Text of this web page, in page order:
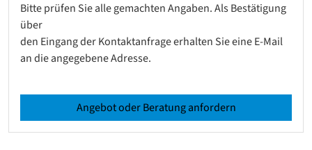
Bitte prüfen Sie alle gemachten Angaben. Als Bestätigung
über
den Eingang der Kontaktanfrage erhalten Sie eine E-Mail
an die angegebene Adresse.
Angebot oder Beratung anfordern